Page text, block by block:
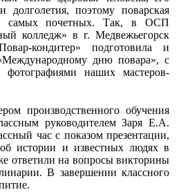
долголетия, поэтому поварская
самых почетных. Так, в ОСП
колледж» в г. Медвежьегорск
кондитер» подготовила и
дню повара», с
фотографиями наших мастеров-
производственного обучения
руководителем Заря Е.А.
час с показом презентации,
об истории и известных людях в
ответили на вопросы викторины
В завершении классного